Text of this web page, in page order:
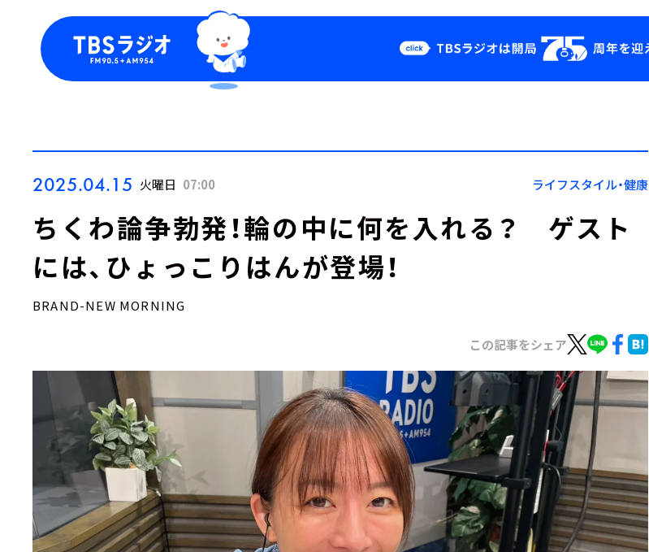
Podcast
YouTube
会社情報
2025.04.15 火曜日 07:00 ライフスタイル・健康
ちくわ論争勃発！輪の中に何を入れる？ ゲスト
には、ひょっこりはんが登場！
BRAND-NEW MORNING
この記事をシェア